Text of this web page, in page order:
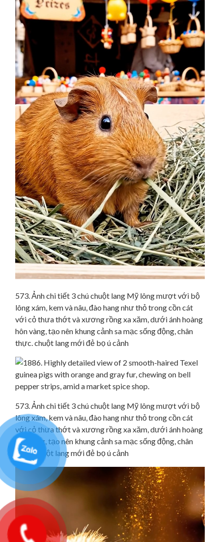
573. Ảnh chi tiết 3 chú chuột lang Mỹ lông mượt với bộ
lông xám, kem và nâu, đào hang như thỏ trong cồn cát
với cỏ thưa thớt và xương rồng xa xăm, dưới ánh hoàng
hôn vàng, tạo nên khung cảnh sa mạc sống động, chân
thực. chuột lang mới đẻ bọ ú cảnh
573. Ảnh chi tiết 3 chú chuột lang Mỹ lông mượt với bộ
lông xám, kem và nâu, đào hang như thỏ trong cồn cát
với cỏ thưa thớt và xương rồng xa xăm, dưới ánh hoàng
hôn vàng, tạo nên khung cảnh sa mạc sống động, chân
thực. chuột lang mới đẻ bọ ú cảnh